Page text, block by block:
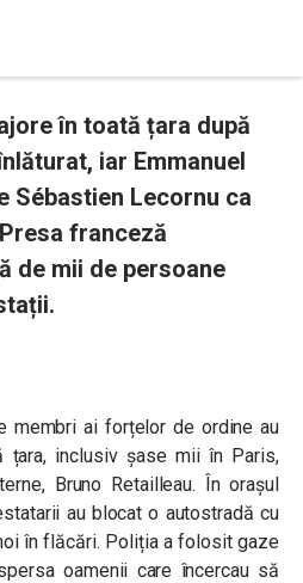
în toată țara după
iar Emmanuel
Sébastien Lecornu ca
franceză
de mii de persoane
membri ai forțelor de ordine au
inclusiv șase mii în Paris,
Bruno Retailleau. În orașul
au blocat o autostradă cu
în flăcări. Poliția a folosit gaze
oamenii care încercau să